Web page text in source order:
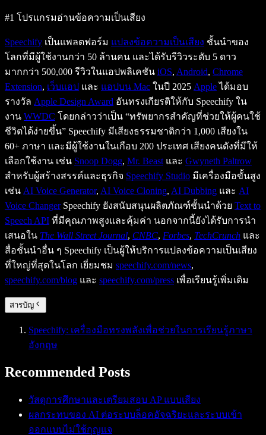
#1 โปรแกรมอ่านข้อความเป็นเสียง
Speechify เป็นแพลตฟอร์ม แปลงข้อความเป็นเสียง ชั้นนำของ
โลกที่มีผู้ใช้งานกว่า 50 ล้านคน และได้รับรีวิวระดับ 5 ดาว
มากกว่า 500,000 รีวิวในแอปพลิเคชัน iOS, Android, Chrome
Extension, เว็บแอป และ แอปบน Mac ในปี 2025 Appleได้มอบ
รางวัล Apple Design Award อันทรงเกียรติให้กับ Speechify ใน
งาน WWDC โดยกล่าวว่าเป็น “ทรัพยากรสำคัญที่ช่วยให้ผู้คนใช้
ชีวิตได้ง่ายขึ้น” Speechify มีเสียงธรรมชาติกว่า 1,000 เสียงใน
60+ ภาษา และมีผู้ใช้งานในเกือบ 200 ประเทศ เสียงคนดังที่มีให้
เลือกใช้งาน เช่น Snoop Dogg, Mr. Beast และ Gwyneth Paltrow
สำหรับผู้สร้างสรรค์และธุรกิจ Speechify Studio มีเครื่องมือขั้นสูง
เช่น AI Voice Generator, AI Voice Cloning, AI Dubbing และ AI
Voice ChangerSpeechify ยังสนับสนุนผลิตภัณฑ์ชั้นนำด้วย Text to
Speech API ที่มีคุณภาพสูงและคุ้มค่า นอกจากนี้ยังได้รับการนำ
เสนอใน The Wall Street Journal, CNBC, Forbes, TechCrunch และ
สื่อชั้นนำอื่น ๆ Speechify เป็นผู้ให้บริการแปลงข้อความเป็นเสียง
ที่ใหญ่ที่สุดในโลก เยี่ยมชม speechify.com/news,
speechify.com/blog และ speechify.com/press เพื่อเรียนรู้เพิ่มเติม
สารบัญ
Speechify: เครื่องมือทรงพลังเพื่อช่วยในการเรียนรู้ภาษา
อังกฤษ
Recommended Posts
วัสดุการศึกษาและเตรียมสอบ AP แบบเสียง
ผลกระทบของ AI ต่อระบบล็อคอัจฉริยะและระบบเข้า
ออกแบบไม่ใช้กุญแจ